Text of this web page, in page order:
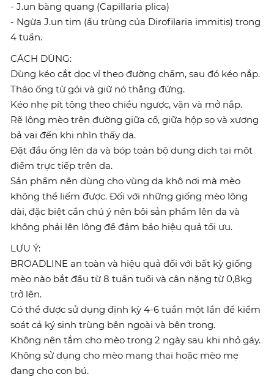
- J.un bàng quang (Capillaria plica)
- Ngừa J.un tim (ấu trùng của Dirofilaria immitis) trong
4 tuần.
CÁCH DÙNG:
Dùng kéo cắt dọc vỉ theo đường chấm, sau đó kéo nắp.
Tháo ống từ gói và giữ nó thẳng đứng.
Kéo nhẹ pít tông theo chiều ngược, vặn và mở nắp.
Rẽ lông mèo trên đường giữa cổ, giữa hộp sọ và xương
bả vai đến khi nhìn thấy da.
Đặt đầu ống lên da và bóp toàn bộ dung dịch tại một
điểm trực tiếp trên da.
Sản phẩm nên dùng cho vùng da khô nơi mà mèo
không thể liếm được. Đối với những giống mèo lông
dài, đặc biệt cần chú ý nên bôi sản phẩm lên da và
không phải lên lông để đảm bảo hiệu quả tối ưu.
LƯU Ý:
BROADLINE an toàn và hiệu quả đối với bất kỳ giống
mèo nào bắt đầu từ 8 tuần tuổi và cân nặng từ 0,8kg
trở lên.
Có thể được sử dụng định kỳ 4-6 tuần một lần để kiểm
soát cả ký sinh trùng bên ngoài và bên trong.
Không nên tắm cho mèo trong 2 ngày sau khi nhỏ gáy.
Không sử dụng cho mèo mang thai hoặc mèo mẹ
đang cho con bú.